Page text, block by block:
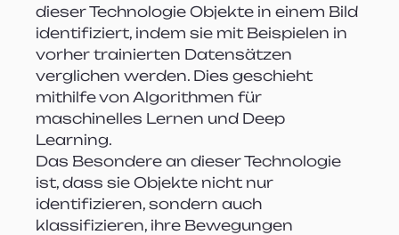
dieser Technologie Objekte in einem Bild
identifiziert, indem sie mit Beispielen in
vorher trainierten Datensätzen
verglichen werden. Dies geschieht
mithilfe von Algorithmen für
maschinelles Lernen und Deep
Learning.
Das Besondere an dieser Technologie
ist, dass sie Objekte nicht nur
identifizieren, sondern auch
klassifizieren, ihre Bewegungen